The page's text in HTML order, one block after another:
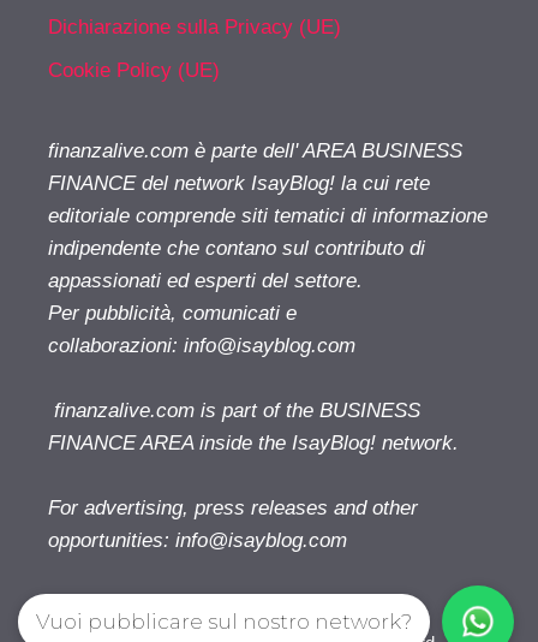
Dichiarazione sulla Privacy (UE)
Cookie Policy (UE)
finanzalive.com è parte dell' AREA BUSINESS
FINANCE del network IsayBlog! la cui rete
editoriale comprende siti tematici di informazione
indipendente che contano sul contributo di
appassionati ed esperti del settore.
Per pubblicità, comunicati e
collaborazioni: info@isayblog.com
finanzalive.com is part of the BUSINESS
FINANCE AREA inside the IsayBlog! network.
For advertising, press releases and other
opportunities: info@isayblog.com
Vuoi pubblicare sul nostro network?